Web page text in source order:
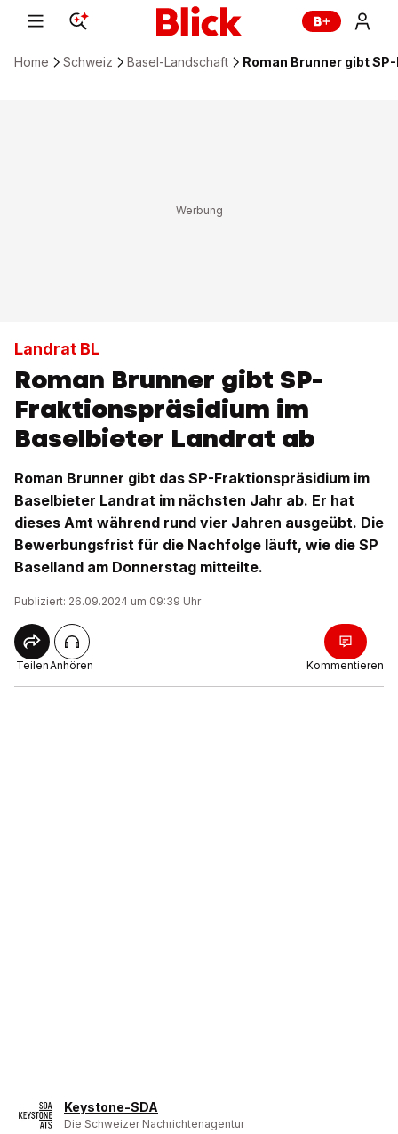
Home Schweiz Basel-Landschaft Roman Brunner gibt
Landrat BL
Roman Brunner gibt SP-
Fraktionspräsidium im
Baselbieter Landrat ab
Roman Brunner gibt das SP-Fraktionspräsidium im
Baselbieter Landrat im nächsten Jahr ab. Er hat
dieses Amt während rund vier Jahren ausgeübt. Die
Bewerbungsfrist für die Nachfolge läuft, wie die SP
Baselland am Donnerstag mitteilte.
Publiziert: 26.09.2024 um 09:39 Uhr
TeilenAnhören Kommentieren
Keystone-SDA
Die Schweizer Nachrichtenagentur